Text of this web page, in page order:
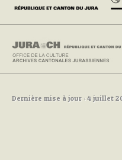
Dernière mise à jour : 4 juillet